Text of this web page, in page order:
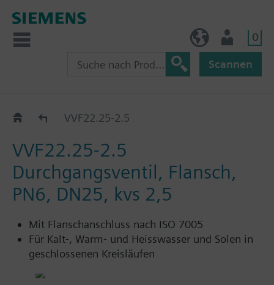
0
Scannen
VVF22..VVF22.25-2.5
VVF22.25-2.5
Durchgangsventil, Flansch,
PN6, DN25, kvs 2,5
Mit Flanschanschluss nach ISO 7005
Für Kalt-, Warm- und Heisswasser und Solen in
geschlossenen Kreisläufen